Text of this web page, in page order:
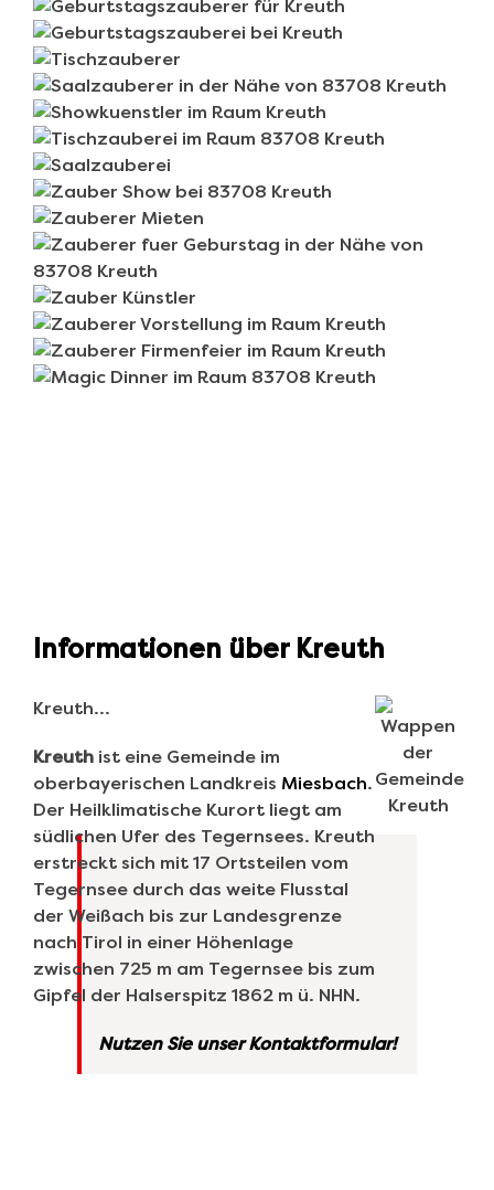
Informationen über Kreuth
Kreuth…
Kreuth ist eine Gemeinde im
oberbayerischen Landkreis Miesbach.
Der Heilklimatische Kurort liegt am
südlichen Ufer des Tegernsees. Kreuth
erstreckt sich mit 17 Ortsteilen vom
Tegernsee durch das weite Flusstal
der Weißach bis zur Landesgrenze
nach Tirol in einer Höhenlage
zwischen 725 m am Tegernsee bis zum
Gipfel der Halserspitz 1862 m ü. NHN.
Nutzen Sie unser Kontaktformular!